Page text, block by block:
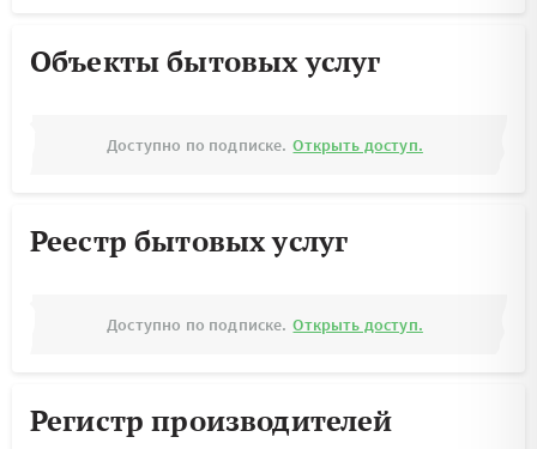
Объекты бытовых услуг
Доступно по подписке. Открыть доступ.
Реестр бытовых услуг
Доступно по подписке. Открыть доступ.
Регистр производителей